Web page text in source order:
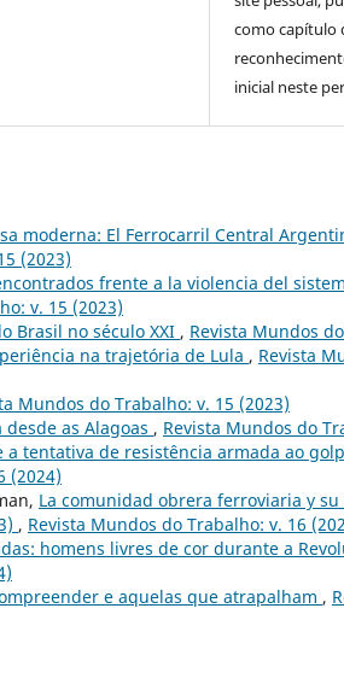
como capítulo
inicial neste
moderna: El Ferrocarril Central
(2023)
frente a la violencia del
v. 15 (2023)
Brasil no século XXI , Revista Mundos
na trajetória de Lula , Revista
Mundos do Trabalho: v. 15 (2023)
as Alagoas , Revista Mundos do
a tentativa de resistência armada ao
(2024)
La comunidad obrera ferroviaria y
, Revista Mundos do Trabalho: v. 16
homens livres de cor durante a
e aquelas que atrapalham ,